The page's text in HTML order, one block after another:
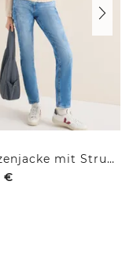
Kapuzenjacke mit Struktur
€